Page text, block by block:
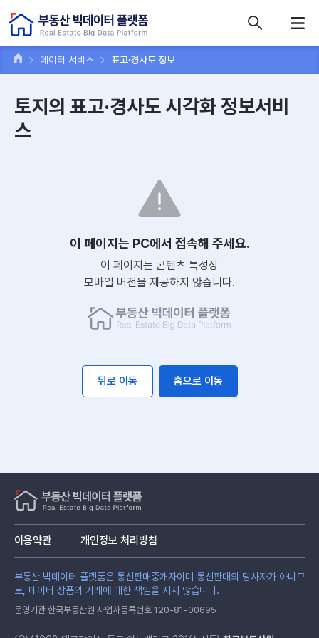
데이터 서비스 표고·경사도 정보
토지의 표고·경사도 시각화 정보서비
스
이 페이지는 PC에서 접속해 주세요.
이 페이지는 콘텐츠 특성상
모바일 버전을 제공하지 않습니다.
뒤로 이동 홈으로 이동
이용약관 개인정보 처리방침
부동산 빅데이터 플랫폼은 통신판매중개자이며 통신판매의 당사자가 아니므
로, 데이터 상품의 거래에 대한 책임을 지지 않습니다.
운영기관 한국부동산원 사업자등록번호 120-81-00695